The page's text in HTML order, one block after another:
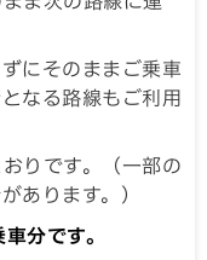
にそのままご乗車
なる路線もご利用
りです。（一部の
あります。）
分です。